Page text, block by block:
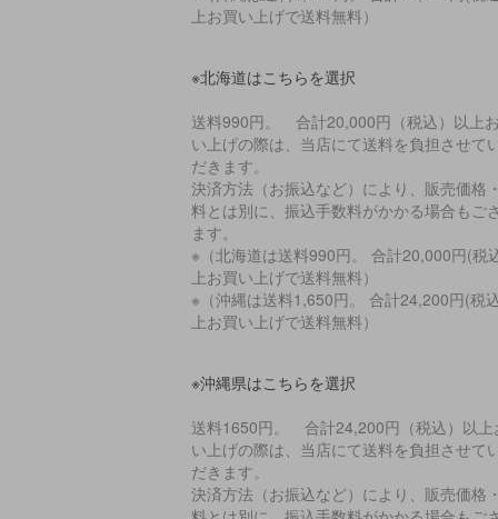
上お買い上げで送料無料）
※北海道はこちらを選択
送料990円。 合計20,000円（税込）以上
い上げの際は、当店にて送料を負担させて
だきます。
決済方法（お振込など）により、販売価格
料とは別に、振込手数料がかかる場合もご
ます。
※（北海道は送料990円。 合計20,000円(税
上お買い上げで送料無料）
※（沖縄は送料1,650円。 合計24,200円(税
上お買い上げで送料無料）
※沖縄県はこちらを選択
送料1650円。 合計24,200円（税込）以上
い上げの際は、当店にて送料を負担させて
だきます。
決済方法（お振込など）により、販売価格